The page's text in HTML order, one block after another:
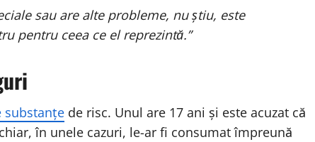
sau are alte probleme, nu știu, este
pentru ceea ce el reprezintă.”
substanțe de risc. Unul are 17 ani și este acuzat că
în unele cazuri, le-ar fi consumat împreună